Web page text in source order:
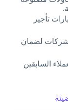
تأجير
لضمان
السابقين